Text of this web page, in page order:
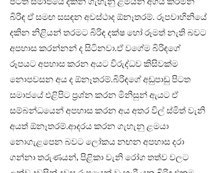
බිරිඳ ඒ සමඟ සසඳන අවස්ථාද ඕනෑතරම්. රූපවාහිනියේ
දකින නිළියන් තරමට බිරිඳ දක්ෂ හෝ රූමත් නැති බවට
අපහාස කරන්නන් ද සිටිනවා.ඒ වගේම බිරිඳගේ
රූපයට අපහාස කරන අයට විරුද්ධව කිසිවක්ම
නොපවසන අය ද ඕනෑතරම්.බිරිඳගේ අඩුපාඩු පිටත
සමාජයේ එළිපිට ප්‍රශ්න කරන මිනිසුන් ඇයට ඒ
සම්බන්ධයෙන් අපහාස කරන අය අතර විල් ස්මිත් වැනි
අයත් ඕනෑතරම්.ආදරය කරන ගැහැනු ළමයා
නොගැළපෙන බවට ලෝකය නඟන අපහාස දරා
ගන්නා තරුණයන්, පිළිකා වැනි රෝග තත්ව වලට